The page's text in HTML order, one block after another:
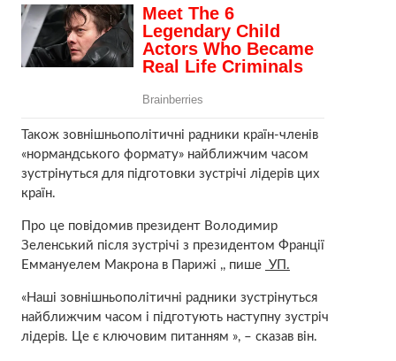
Також зовнішньополітичні радники країн-членів
«нормандського формату» найближчим часом
зустрінуться для підготовки зустрічі лідерів цих
країн.
Про це повідомив президент Володимир
Зеленський після зустрічі з президентом Франції
Еммануелем Макрона в Парижі ,, пише УП.
«Наші зовнішньополітичні радники зустрінуться
найближчим часом і підготують наступну зустріч
лідерів. Це є ключовим питанням », – сказав він.